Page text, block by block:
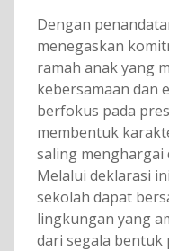
Dengan
menegaskan
ramah anak yang
kebersamaan dan
berfokus pada
membentuk
saling menghargai
Melalui deklarasi
sekolah dapat
lingkungan yang
dari segala bentuk